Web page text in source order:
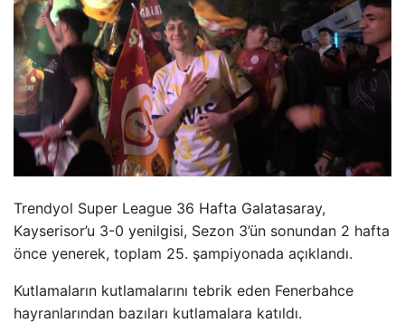
Trendyol Super League 36 Hafta Galatasaray,
Kayserisor’u 3-0 yenilgisi, Sezon 3’ün sonundan 2 hafta
önce yenerek, toplam 25. şampiyonada açıklandı.
Kutlamaların kutlamalarını tebrik eden Fenerbahce
hayranlarından bazıları kutlamalara katıldı.